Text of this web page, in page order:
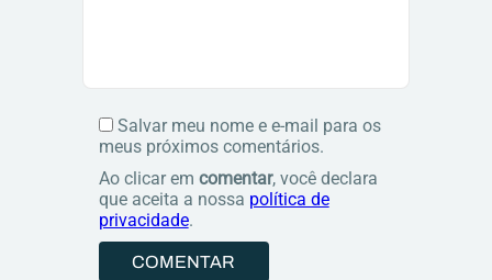
Salvar meu nome e e-mail para os
meus próximos comentários.
Ao clicar em comentar, você declara
que aceita a nossa política de
privacidade.